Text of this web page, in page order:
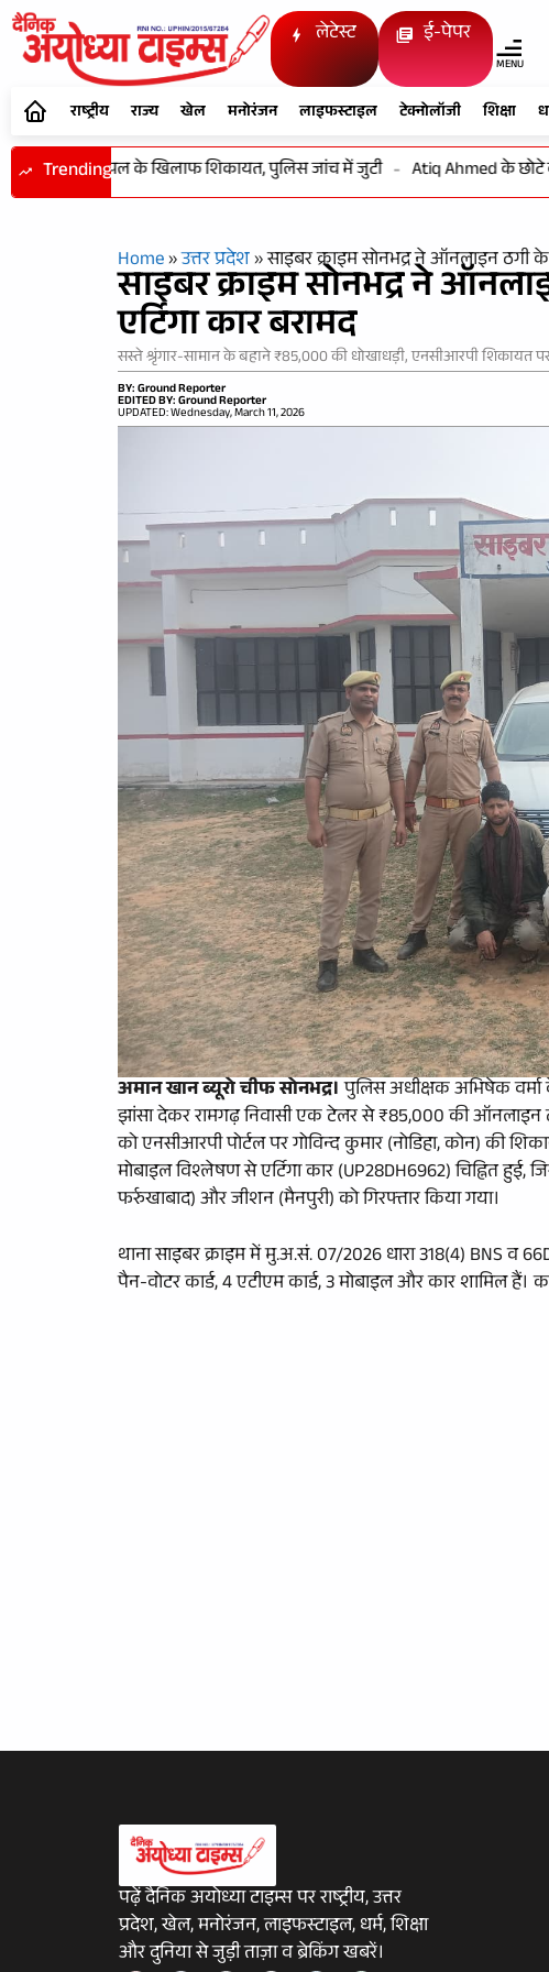
लेटेस्ट ई-पेपर
MENU
राष्ट्रीय राज्य खेल मनोरंजन लाइफस्टाइल टेक्नोलॉजी शिक्षा
Trending
प्रिंसिपल के खिलाफ शिकायत, पुलिस जांच में जुटी - Atiq Ahmed के छोटे बेटे
Home»उत्तर प्रदेश»साइबर क्राइम सोनभद्र ने ऑनलाइन ठगी
साइबर क्राइम सोनभद्र ने
एर्टिगा कार बरामद
सस्ते श्रृंगार-सामान के बहाने ₹85,000 की धोखाधड़ी, एनसीआरपी शिकायत पर
BY: Ground Reporter
EDITED BY: Ground Reporter
UPDATED: Wednesday, March 11, 2026
अमान खान ब्यूरो चीफ सोनभद्र।पुलिस अधीक्षक अभिषेक वर्मा
झांसा देकर रामगढ़ निवासी एक टेलर से ₹85,000 की ऑनलाइन
को एनसीआरपी पोर्टल पर गोविन्द कुमार (नोडिहा, कोन) की
मोबाइल विश्लेषण से एर्टिगा कार (UP28DH6962) चिह्नित हुई,
फर्रुखाबाद) और जीशन (मैनपुरी) को गिरफ्तार किया गया।
थाना साइबर क्राइम में मु.अ.सं. 07/2026 धारा 318(4) BNS व
पैन-वोटर कार्ड, 4 एटीएम कार्ड, 3 मोबाइल और कार शामिल हैं।
पढ़ें दैनिक अयोध्या टाइम्स पर राष्ट्रीय, उत्तर
प्रदेश, खेल, मनोरंजन, लाइफस्टाइल, धर्म, शिक्षा
और दुनिया से जुड़ी ताज़ा व ब्रेकिंग खबरें।